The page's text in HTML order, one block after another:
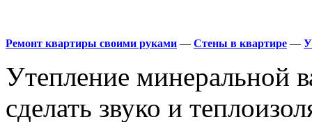
Ремонт квартиры своими руками — Стены в квартире —
Утепление минеральной
сделать звуко и